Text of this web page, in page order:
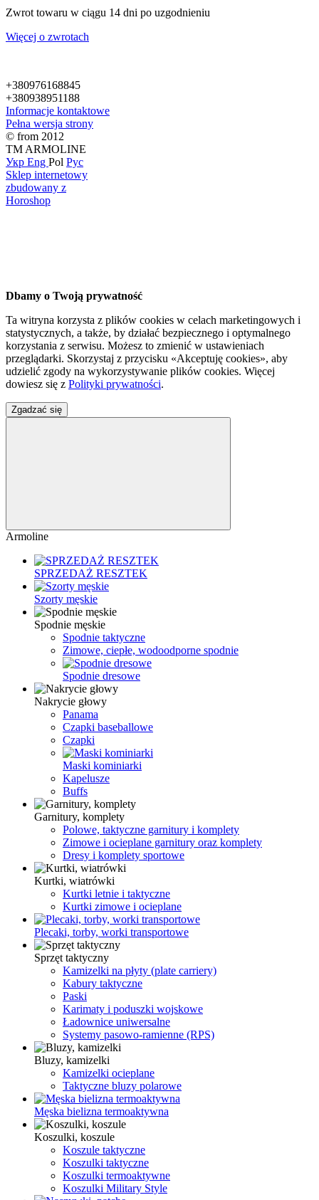
Zwrot towaru w ciągu 14 dni po uzgodnieniu
Więcej o zwrotach
+380976168845
+380938951188
Informacje kontaktowe
Pełna wersja strony
© from 2012
TM ARMOLINE
Укр Eng Pol Рус
Sklep internetowy
zbudowany z
Horoshop
Dbamy o Twoją prywatność
Ta witryna korzysta z plików cookies w celach marketingowych i
statystycznych, a także, by działać bezpiecznego i optymalnego
korzystania z serwisu. Możesz to zmienić w ustawieniach
przeglądarki. Skorzystaj z przycisku «Akceptuję cookies», aby
udzielić zgody na wykorzystywanie plików cookies. Więcej
dowiesz się z Polityki prywatności.
Zgadzać się
Armoline
SPRZEDAŻ RESZTEK
Szorty męskie
Spodnie męskie
Spodnie taktyczne
Zimowe, ciepłe, wodoodporne spodnie
Spodnie dresowe
Nakrycie głowy
Panama
Czapki baseballowe
Czapki
Maski kominiarki
Kapelusze
Buffs
Garnitury, komplety
Polowe, taktyczne garnitury i komplety
Zimowe i ocieplane garnitury oraz komplety
Dresy i komplety sportowe
Kurtki, wiatrówki
Kurtki letnie i taktyczne
Kurtki zimowe i ocieplane
Plecaki, torby, worki transportowe
Sprzęt taktyczny
Kamizelki na płyty (plate carriery)
Kabury taktyczne
Paski
Karimaty i poduszki wojskowe
Ładownice uniwersalne
Systemy pasowo-ramienne (RPS)
Bluzy, kamizelki
Kamizelki ocieplane
Taktyczne bluzy polarowe
Męska bielizna termoaktywna
Koszulki, koszule
Koszule taktyczne
Koszulki taktyczne
Koszulki termoaktywne
Koszulki Military Style